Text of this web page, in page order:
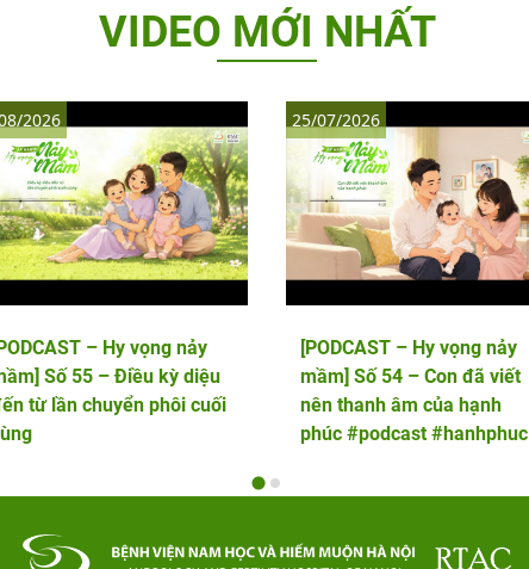
VIDEO MỚI NHẤT
– Hy vọng nảy
Số 55 – Điều kỳ diệu
từ lần chuyển phôi cuối
2026
[PODCAST – Hy vọng nảy
mầm] Số 54 – Con đã viết
nên thanh âm của hạnh
phúc #podcast #hanhphuc
25/07/2026